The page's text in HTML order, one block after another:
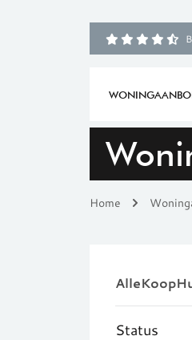
Home
AlleKoop
Status